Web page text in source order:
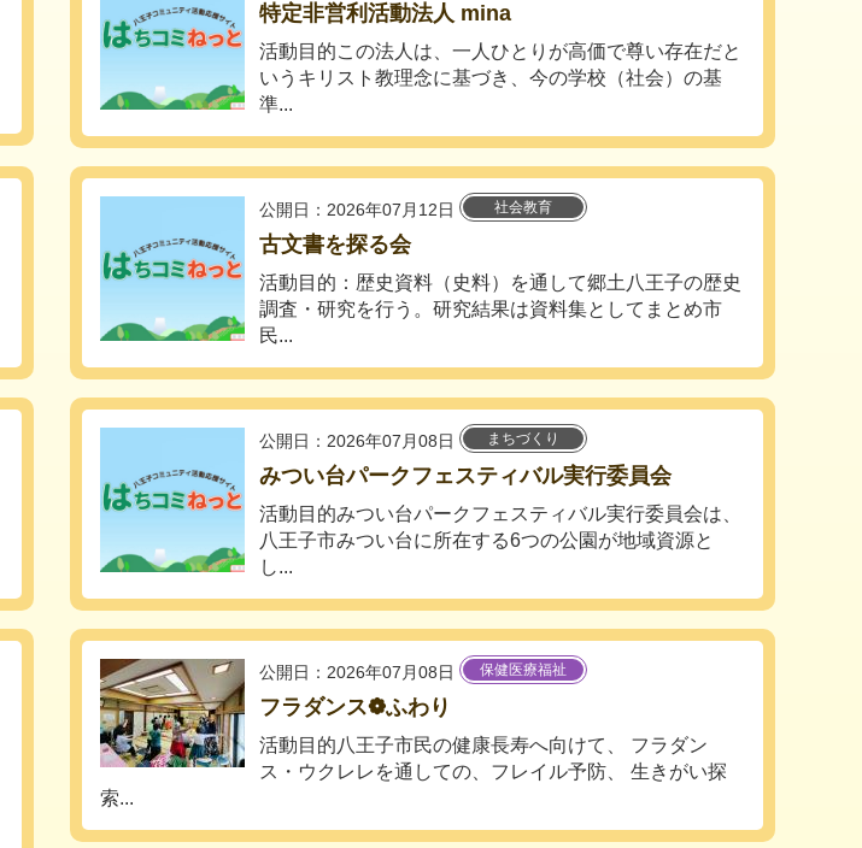
特定非営利活動法人 mina
活動目的この法人は、一人ひとりが高価で尊い存在だと
いうキリスト教理念に基づき、今の学校（社会）の基
準...
公開日：2026年07月12日 社会教育
古文書を探る会
活動目的：歴史資料（史料）を通して郷土八王子の歴史
調査・研究を行う。研究結果は資料集としてまとめ市
民...
公開日：2026年07月08日 まちづくり
みつい台パークフェスティバル実行委員会
活動目的みつい台パークフェスティバル実行委員会は、
八王子市みつい台に所在する6つの公園が地域資源と
し...
公開日：2026年07月08日 保健医療福祉
フラダンス❁ふわり
活動目的八王子市民の健康長寿へ向けて、 フラダン
ス・ウクレレを通しての、フレイル予防、 生きがい探
索...